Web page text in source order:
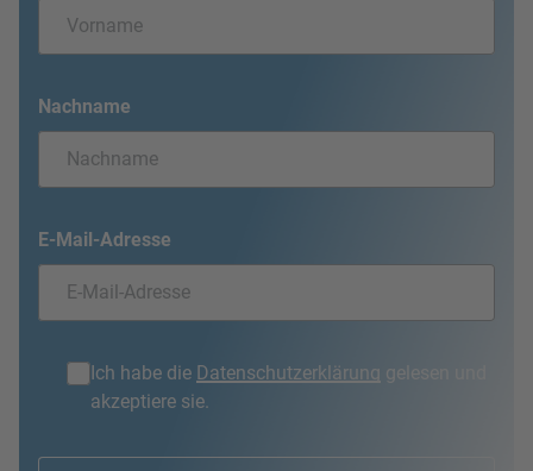
Nachname
E-Mail-Adresse
Ich habe die Datenschutzerklärung gelesen und
akzeptiere sie.